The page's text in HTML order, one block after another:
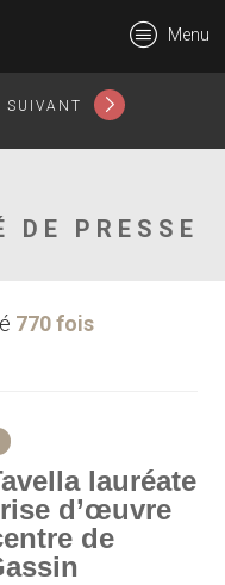
Menu
SUIVANT
DE PRESSE
770 fois
lauréate
d’œuvre
de